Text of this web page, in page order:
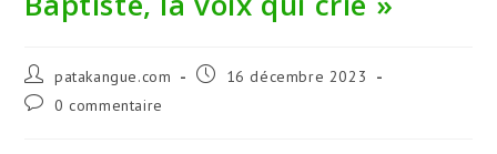
Auteur/autrice
de
la
patakangue.com
Publication
16 décembre 2023
Commentaires
0 commentaire